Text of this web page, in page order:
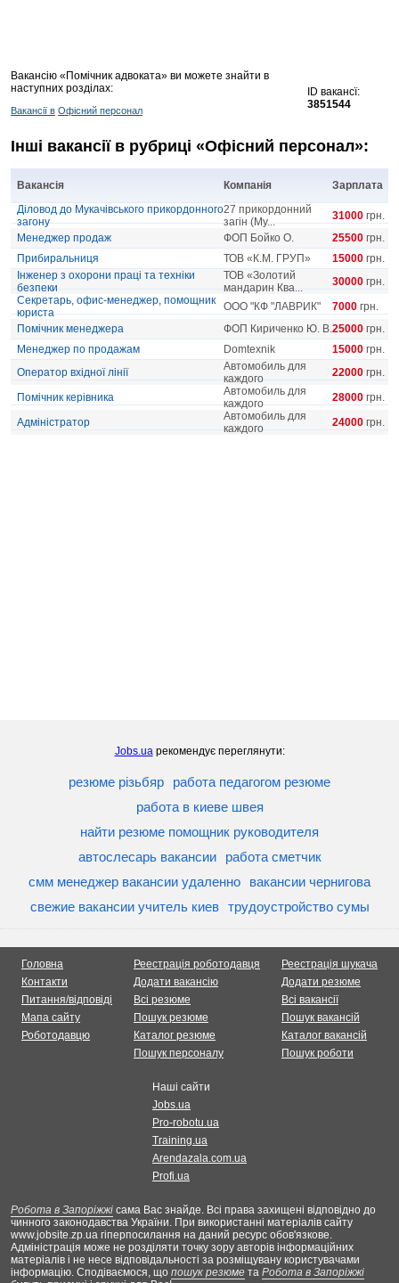
Вакансію «Помічник адвоката» ви можете знайти в
наступних розділах:
Вакансії в Офісний персонал
ID вакансї:
3851544
Інші вакансії в рубриці «Офісний персонал»:
Вакансія Компанія
Зарплата
Діловод до Мукачівського прикордонного
загону
27 прикордонний
загін (Му...
31000 грн.
Менеджер продаж
ФОП Бойко О. 25500 грн.
Прибиральниця
ТОВ «К.М. ГРУП» 15000 грн.
Інженер з охорони праці та техніки
безпеки
ТОВ «Золотий
мандарин Ква...
30000 грн.
Секретарь, офис-менеджер, помощник
юриста
ООО "КФ "ЛАВРИК" 7000 грн.
Помічник менеджера
ФОП Кириченко Ю. В.25000 грн.
Менеджер по продажам
Domtexnik 15000 грн.
Оператор вхідної лінії
Автомобиль для
каждого
22000 грн.
Помічник керівника
Автомобиль для
каждого
28000 грн.
Адміністратор
Автомобиль для
каждого
24000 грн.
Jobs.uaрекомендує переглянути:
резюме різьбяр
работа педагогом резюме
работа в киеве швея
найти резюме помощник руководителя
автослесарь вакансии
работа сметчик
смм менеджер вакансии удаленно
вакансии чернигова
свежие вакансии учитель киев
трудоустройство сумы
Головна
Контакти
Питання/відповіді
Мапа сайту
Роботодавцю
Реестрація роботодавця
Додати вакансію
Всі резюме
Пошук резюме
Каталог резюме
Пошук персоналу
Реестрація шукача
Додати резюме
Всі вакансії
Пошук вакансій
Каталог вакансій
Пошук роботи
Наші сайти
Jobs.ua
Pro-robotu.ua
Training.ua
Arendazala.com.ua
Profi.ua
Робота в Запоріжжі сама Вас знайде. Всі права захищені відповідно до
чинного законодавства України. При використанні матеріалів сайту
www.jobsite.zp.ua гіперпосилання на даний ресурс обов'язкове.
Адміністрація може не розділяти точку зору авторів інформаційних
матеріалів і не несе відповідальності за розміщувану користувачами
інформацію. Сподіваємося, що пошук резюме та Робота в Запоріжжі